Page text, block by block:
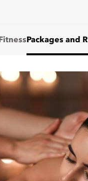
Fitness Packages and